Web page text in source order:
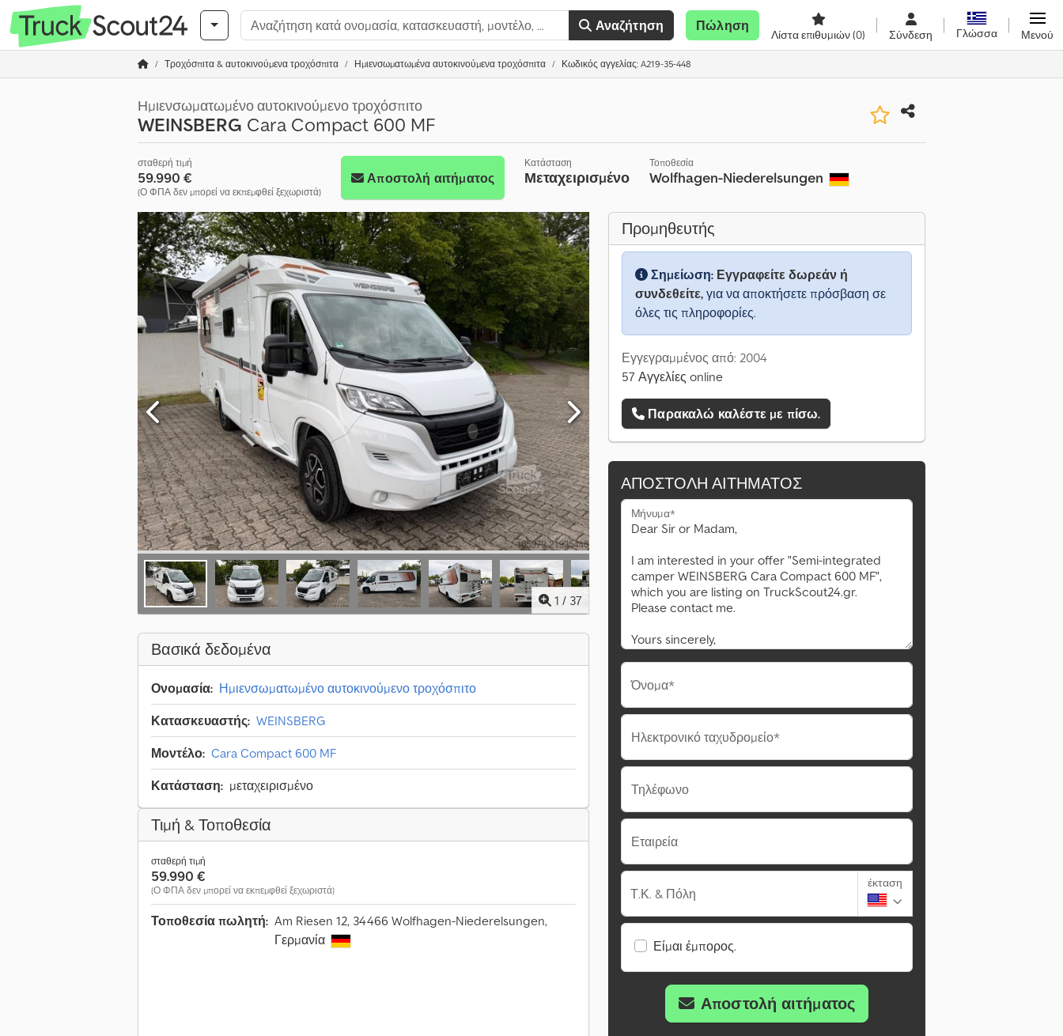
Αναζήτηση Πώληση
Λίστα επιθυμιών(0) Σύνδεση Γλώσσα Μενού
Τροχόσπιτα & αυτοκινούμενα τροχόσπιτα Ημιενσωματωμένα αυτοκινούμενα τροχόσπιτα Κωδικός αγγελίας: A219-35-448
Ημιενσωματωμένο αυτοκινούμενο τροχόσπιτο
WEINSBERG Cara Compact 600 MF
σταθερή τιμή
59.990 €
(Ο ΦΠΑ δεν μπορεί να εκπεμφθεί ξεχωριστά)
Αποστολή αιτήματος
Κατάσταση
Μεταχειρισμένο
Τοποθεσία
Wolfhagen-Niederelsungen
1 / 37
Βασικά δεδομένα
Ονομασία: Ημιενσωματωμένο αυτοκινούμενο τροχόσπιτο
Κατασκευαστής: WEINSBERG
Μοντέλο: Cara Compact 600 MF
Κατάσταση: μεταχειρισμένο
Τιμή & Τοποθεσία
σταθερή τιμή
59.990 €
(Ο ΦΠΑ δεν μπορεί να εκπεμφθεί ξεχωριστά)
Τοποθεσία πωλητή: Am Riesen 12, 34466 Wolfhagen-Niederelsungen,
Γερμανία
Προμηθευτής
Σημείωση: Εγγραφείτε δωρεάν ή
συνδεθείτε, για να αποκτήσετε πρόσβαση σε
όλες τις πληροφορίες.
Εγγεγραμμένος από: 2004
57 Αγγελίες online
Παρακαλώ καλέστε με πίσω.
ΑΠΟΣΤΟΛΉ ΑΙΤΉΜΑΤΟΣ
Μήνυμα*
Όνομα*
Ηλεκτρονικό ταχυδρομείο*
Τηλέφωνο
Εταιρεία
Τ.Κ. & Πόλη
έκταση
Είμαι έμπορος.
Αποστολή αιτήματος